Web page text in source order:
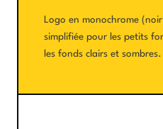
Logo en monochrome
simplifiée pour les petits
les fonds clairs et sombres.